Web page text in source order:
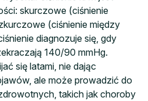
skurczowe (ciśnienie
(ciśnienie między
diagnozuje się, gdy
140/90 mmHg.
się latami, nie dając
ale może prowadzić do
takich jak choroby